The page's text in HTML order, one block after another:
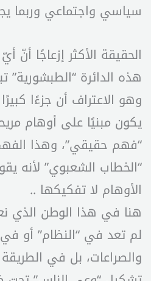
سياسي واجتماعي وربما
الحقيقة الأكثر إزعاجًا أنّ
هذه الدائرة “الطبشورية”
وهو الاعتراف أن جزءًا
يكون مبنيًا على أوهام
“فهم حقيقي”، وهذا الفهم
“الخطاب الشعبوي” لأنه
الأوهام لا تفكيكها ..
هنا في هذا الوطن الذي
لم تعد في “النظام” أو
والصراعات، بل في